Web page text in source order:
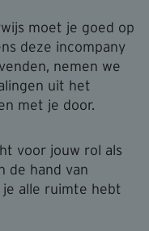
moet je goed op
deze incompany
nemen we
uit het
met je door.
voor jouw rol als
de hand van
je alle ruimte hebt